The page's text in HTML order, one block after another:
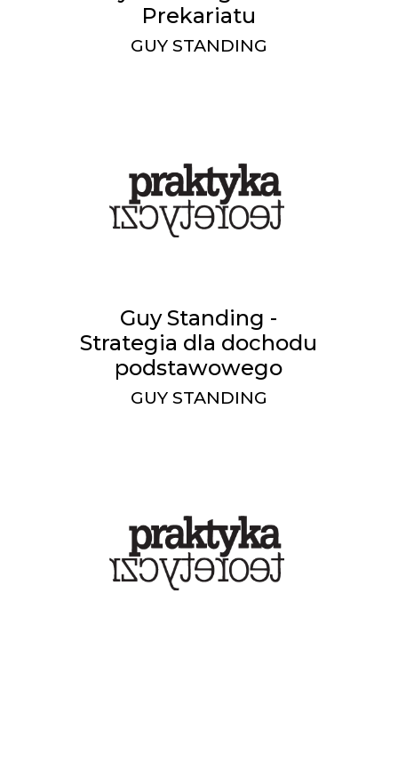
Prekariatu
GUY STANDING
Guy Standing -
Strategia dla dochodu
podstawowego
GUY STANDING